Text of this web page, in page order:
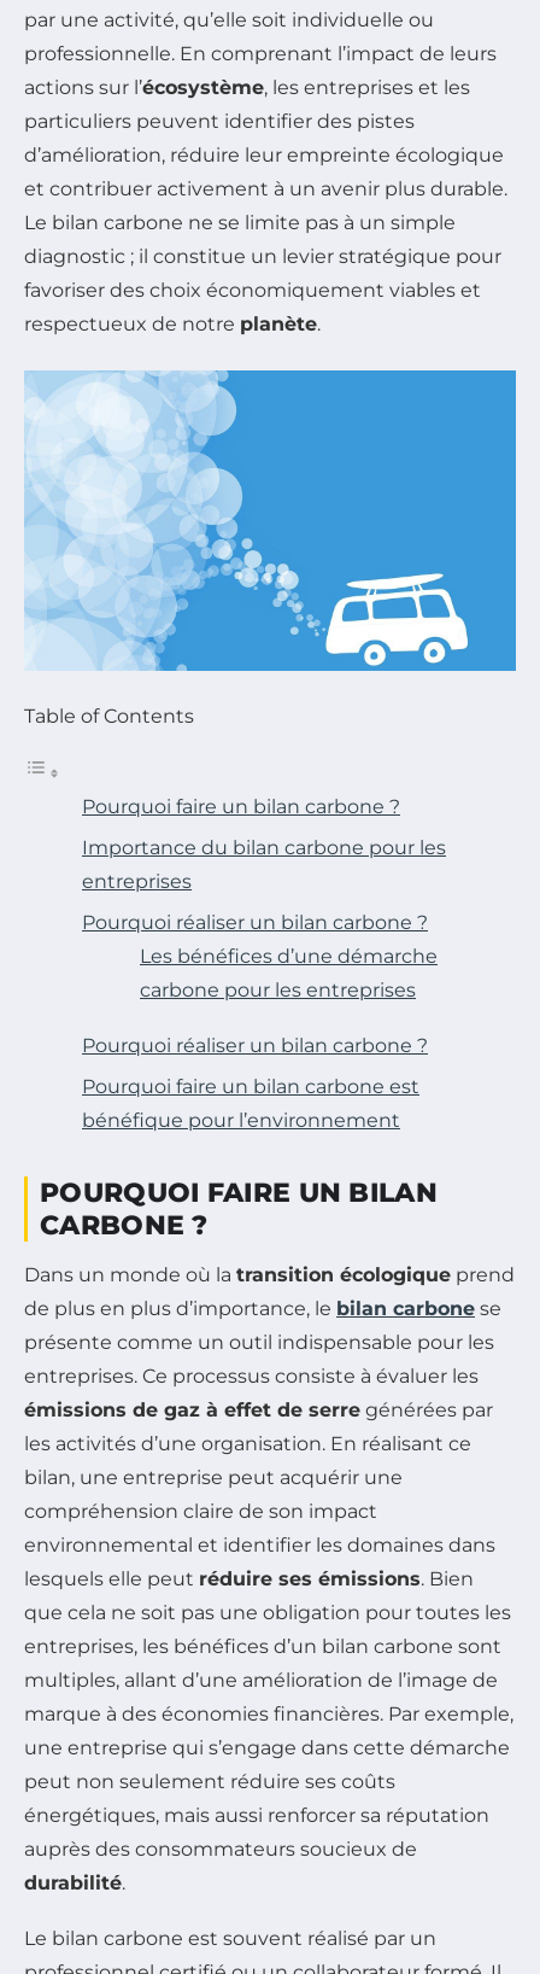
par une activité, qu’elle soit individuelle ou
professionnelle. En comprenant l’impact de leurs
actions sur l’écosystème, les entreprises et les
particuliers peuvent identifier des pistes
d’amélioration, réduire leur empreinte écologique
et contribuer activement à un avenir plus durable.
Le bilan carbone ne se limite pas à un simple
diagnostic ; il constitue un levier stratégique pour
favoriser des choix économiquement viables et
respectueux de notre planète.
Table of Contents
Pourquoi faire un bilan carbone ?
Importance du bilan carbone pour les
entreprises
Pourquoi réaliser un bilan carbone ?
Les bénéfices d’une démarche
carbone pour les entreprises
Pourquoi réaliser un bilan carbone ?
Pourquoi faire un bilan carbone est
bénéfique pour l’environnement
POURQUOI FAIRE UN BILAN
CARBONE ?
Dans un monde où la transition écologique prend
de plus en plus d’importance, le bilan carbone se
présente comme un outil indispensable pour les
entreprises. Ce processus consiste à évaluer les
émissions de gaz à effet de serre générées par
les activités d’une organisation. En réalisant ce
bilan, une entreprise peut acquérir une
compréhension claire de son impact
environnemental et identifier les domaines dans
lesquels elle peut réduire ses émissions. Bien
que cela ne soit pas une obligation pour toutes les
entreprises, les bénéfices d’un bilan carbone sont
multiples, allant d’une amélioration de l’image de
marque à des économies financières. Par exemple,
une entreprise qui s’engage dans cette démarche
peut non seulement réduire ses coûts
énergétiques, mais aussi renforcer sa réputation
auprès des consommateurs soucieux de
durabilité.
Le bilan carbone est souvent réalisé par un